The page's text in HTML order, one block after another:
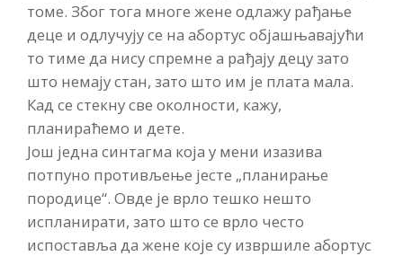
томе. Због тога многе жене одлажу рађање
деце и одлучују се на абортус објашњавајући
то тиме да нису спремне а рађају децу зато
што немају стан, зато што им је плата мала.
Кад се стекну све околности, кажу,
планираћемо и дете.
Још једна синтагма која у мени изазива
потпуно противљење јесте „планирање
породице“. Овде је врло тешко нешто
испланирати, зато што се врло често
испоставља да жене које су извршиле абортус